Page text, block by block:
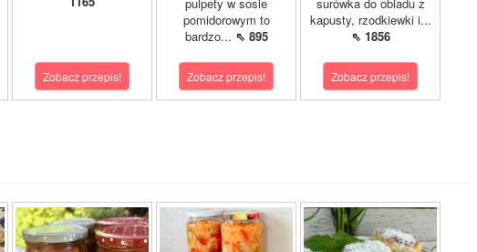
Zobacz przepis!
pomidorowym to
bardzo... ⇖ 895
Zobacz przepis!
kapusty, rzodkiewki i...
⇖ 1856
Zobacz przepis!